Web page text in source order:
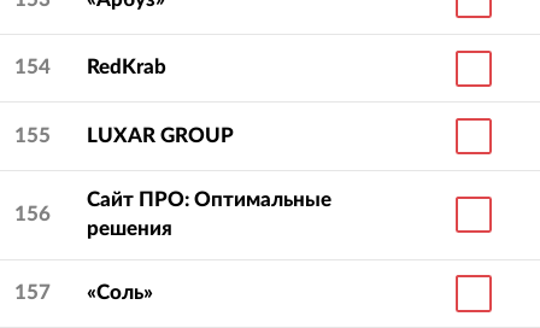
154 RedKrab
155 LUXAR GROUP
156
Сайт ПРO: Оптимальные
решения
157 «Соль»